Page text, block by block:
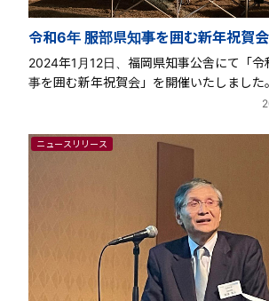
令和6年 服部県知事を囲む新年祝賀会
2024年1月12日、福岡県知事公舎にて「
事を囲む新年祝賀会」を開催いたしました。
ニュースリリース